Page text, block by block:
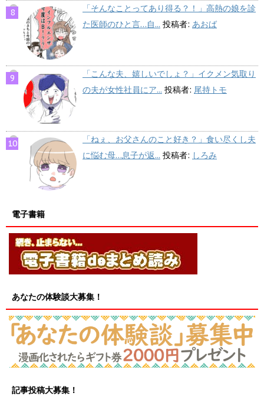
「そんなことってあり得る？！」高熱の娘を診
た医師のひと言…自... 投稿者: あおば
「こんな夫、嬉しいでしょ？」イクメン気取り
の夫が女性社員にア... 投稿者: 尾持トモ
「ねぇ、お父さんのこと好き？」食い尽くし夫
に悩む母…息子が返... 投稿者: しろみ
電子書籍
あなたの体験談大募集！
記事投稿大募集！